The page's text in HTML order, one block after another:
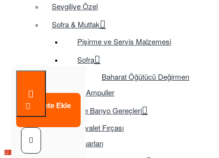
Sevgiliye Özel
Sofra & Mutfak
Pişirme ve Servis Malzemesi
Sofra
Baharat Öğütücü Değirmen
Tasarruflu Ampuller
Temizlik ve Banyo Gereçleri
Tuvalet Fırçası
TV Aksesuarları
Sepete Ekle
Çok Satılan Ürün
Çok Satılan Ürün